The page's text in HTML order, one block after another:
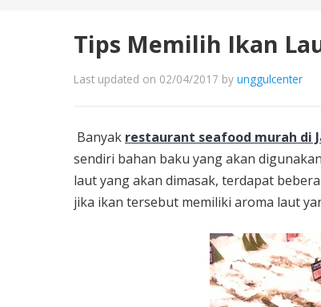
Tips Memilih Ikan
Last updated on 02/04/2017 by unggulcenter
Banyak restaurant seafood murah di
sendiri bahan baku yang akan
laut yang akan dimasak, terdapat
jika ikan tersebut memiliki aroma laut